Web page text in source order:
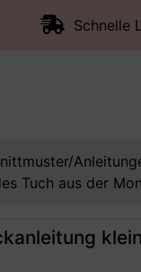
Schnelle
Tuch aus der